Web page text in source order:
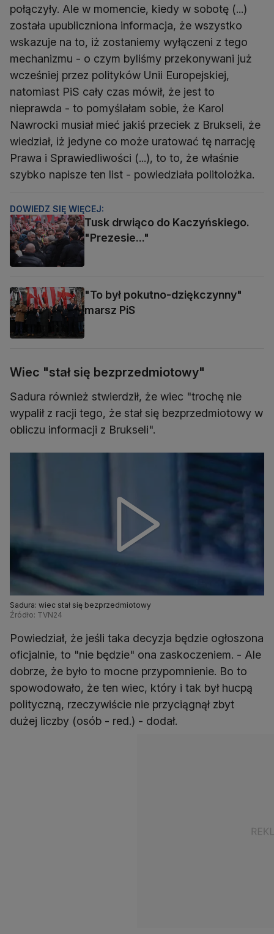
połączyły. Ale w momencie, kiedy w sobotę (...)
została upubliczniona informacja, że wszystko
wskazuje na to, iż zostaniemy wyłączeni z tego
mechanizmu - o czym byliśmy przekonywani już
wcześniej przez polityków Unii Europejskiej,
natomiast PiS cały czas mówił, że jest to
nieprawda - to pomyślałam sobie, że Karol
Nawrocki musiał mieć jakiś przeciek z Brukseli, że
wiedział, iż jedyne co może uratować tę narrację
Prawa i Sprawiedliwości (...), to to, że właśnie
szybko napisze ten list - powiedziała politolożka.
DOWIEDZ SIĘ WIĘCEJ:
Tusk drwiąco do Kaczyńskiego.
"Prezesie..."
"To był pokutno-dziękczynny"
marsz PiS
Wiec "stał się bezprzedmiotowy"
Sadura również stwierdził, że wiec "trochę nie
wypalił z racji tego, że stał się bezprzedmiotowy w
obliczu informacji z Brukseli".
Sadura: wiec stał się bezprzedmiotowy
Źródło: TVN24
Powiedział, że jeśli taka decyzja będzie ogłoszona
oficjalnie, to "nie będzie" ona zaskoczeniem. - Ale
dobrze, że było to mocne przypomnienie. Bo to
spowodowało, że ten wiec, który i tak był hucpą
polityczną, rzeczywiście nie przyciągnął zbyt
dużej liczby (osób - red.) - dodał.